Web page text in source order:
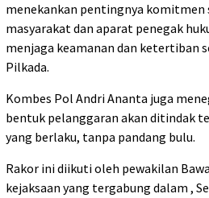
menekankan pentingnya komitmen
masyarakat dan aparat penegak
menjaga keamanan dan ketertiban
Pilkada.
Kombes Pol Andri Ananta juga
bentuk pelanggaran akan ditindak
yang berlaku, tanpa pandang bulu.
Rakor ini diikuti oleh pewakilan
kejaksaan yang tergabung dalam ,